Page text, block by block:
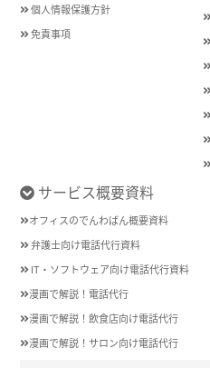
個人情報保護方針
免責事項
サービス概要資料
オフィスのでんわばん概要資料
弁護士向け電話代行資料
IT・ソフトウェア向け電話代行資料
漫画で解説！電話代行
漫画で解説！飲食店向け電話代行
漫画で解説！サロン向け電話代行